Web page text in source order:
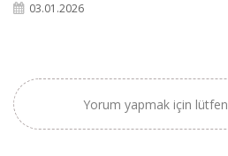
03.01.2026
Yorum yapmak için lütfen